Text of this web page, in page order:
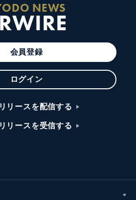
NEWS
会員登録
ログイン
リースを配信する
リースを受信する